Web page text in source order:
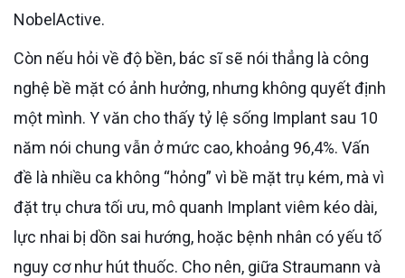
NobelActive.
Còn nếu hỏi về độ bền, bác sĩ sẽ nói thẳng là công
nghệ bề mặt có ảnh hưởng, nhưng không quyết định
một mình. Y văn cho thấy tỷ lệ sống Implant sau 10
năm nói chung vẫn ở mức cao, khoảng 96,4%. Vấn
đề là nhiều ca không “hỏng” vì bề mặt trụ kém, mà vì
đặt trụ chưa tối ưu, mô quanh Implant viêm kéo dài,
lực nhai bị dồn sai hướng, hoặc bệnh nhân có yếu tố
nguy cơ như hút thuốc. Cho nên, giữa Straumann và